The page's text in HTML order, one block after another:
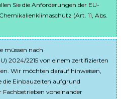
Sie die Anforderungen der EU-
(Art. 11, Abs.
müssen nach
2024/2215 von einem zertifizierten
Wir möchten darauf hinweisen,
die Einbauzeiten aufgrund
Fachbetrieben voneinander